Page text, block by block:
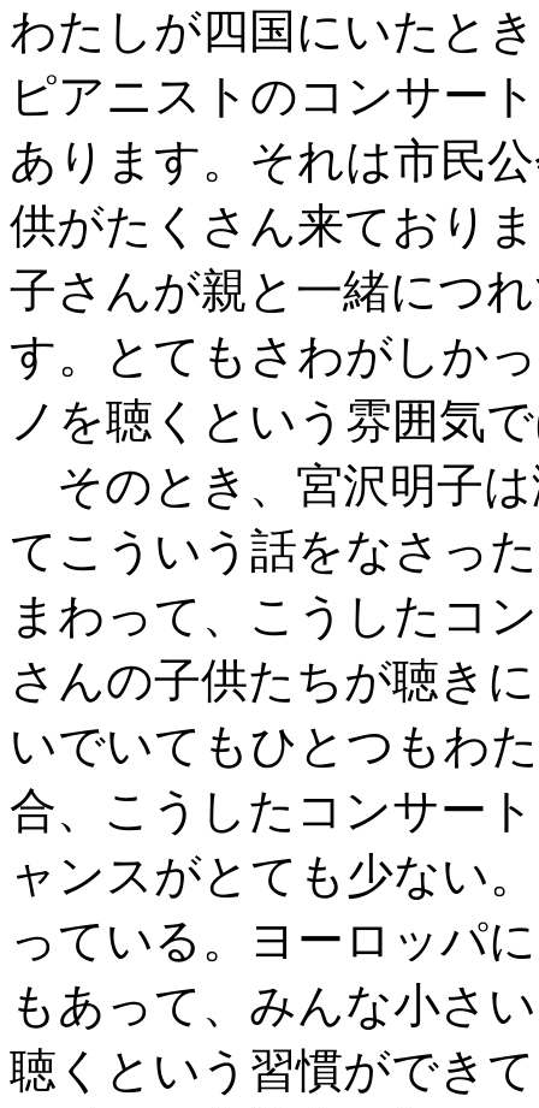
わたしが四国にいたと
ピアニストのコンサー
あります。それは市民
供がたくさん来ており
子さんが親と一緒につ
す。とてもさわがしか
ノを聴くという雰囲気
そのとき、宮沢明子
てこういう話をなさっ
まわって、こうしたコ
さんの子供たちが聴き
いでいてもひとつもわ
合、こうしたコンサー
ャンスがとても少ない
っている。ヨーロッパ
もあって、みんな小さ
聴くという習慣ができ